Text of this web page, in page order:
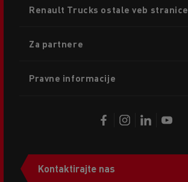
menu
Renault Trucks ostale veb stranice
Za partnere
Pravne informacije
Kontaktirajte nas